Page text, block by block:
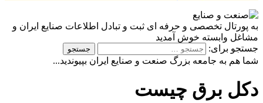
به پورتال تخصصی و حرفه ای ثبت و تبادل اطلاعات صنایع ایران و
مشاغل وابسته خوش آمدید
جستجو برای:
شما هم به جامعه بزرگ صنعت و صنایع ایران بپیوندید...
دکل برق چیست